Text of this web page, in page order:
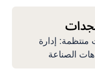
إدارة
الصناعة